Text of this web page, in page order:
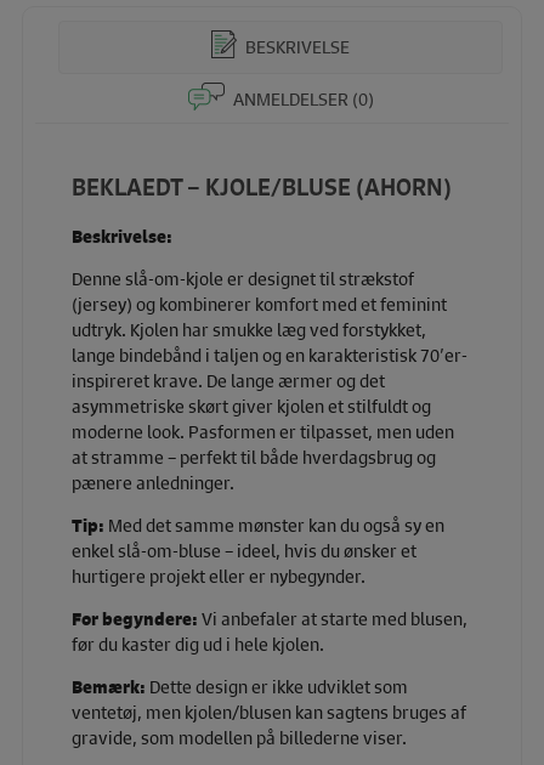
BESKRIVELSE
ANMELDELSER (0)
BEKLAEDT – KJOLE/BLUSE (AHORN)
Beskrivelse:
Denne slå-om-kjole er designet til strækstof
(jersey) og kombinerer komfort med et feminint
udtryk. Kjolen har smukke læg ved forstykket,
lange bindebånd i taljen og en karakteristisk 70’er-
inspireret krave. De lange ærmer og det
asymmetriske skørt giver kjolen et stilfuldt og
moderne look. Pasformen er tilpasset, men uden
at stramme – perfekt til både hverdagsbrug og
pænere anledninger.
Tip: Med det samme mønster kan du også sy en
enkel slå-om-bluse – ideel, hvis du ønsker et
hurtigere projekt eller er nybegynder.
For begyndere: Vi anbefaler at starte med blusen,
før du kaster dig ud i hele kjolen.
Bemærk: Dette design er ikke udviklet som
ventetøj, men kjolen/blusen kan sagtens bruges af
gravide, som modellen på billederne viser.